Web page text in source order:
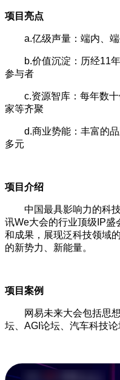
项目亮点
a.亿级声量：端内、
b.价值沉淀：历经11
参与者
c.资源智库：每年数
家等齐聚
d.商业势能：丰富的
多元
项目介绍
中国最具影响力的科
讯We大会的行业顶级IP
和成果，展现泛科技领域
的新势力、新能量。
项目案例
网易未来大会包括思
坛、AGI论坛、汽车科技论